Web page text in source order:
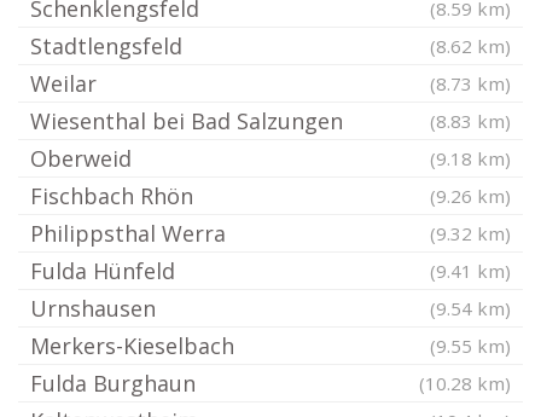
Schenklengsfeld (8.59 km)
Stadtlengsfeld (8.62 km)
Weilar (8.73 km)
Wiesenthal bei Bad Salzungen (8.83 km)
Oberweid (9.18 km)
Fischbach Rhön (9.26 km)
Philippsthal Werra (9.32 km)
Fulda Hünfeld (9.41 km)
Urnshausen (9.54 km)
Merkers-Kieselbach (9.55 km)
Fulda Burghaun (10.28 km)